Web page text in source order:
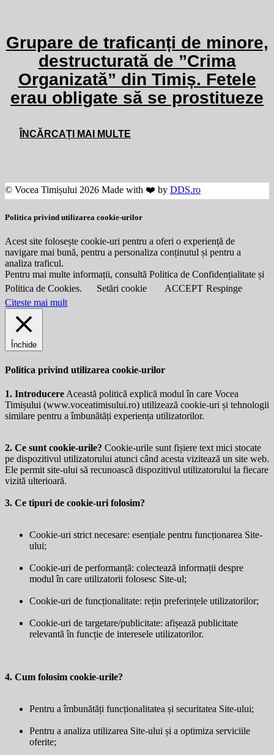
Grupare de traficanți de minore,
destructurată de ”Crima
Organizată” din Timiș. Fetele
erau obligate să se prostitueze
ÎNCĂRCAȚI MAI MULTE
© Vocea Timișului 2026 Made with ❤️ by DDS.ro
Politica privind utilizarea cookie-urilor
Acest site folosește cookie-uri pentru a oferi o experiență de
navigare mai bună, pentru a personaliza conținutul și pentru a
analiza traficul.
Pentru mai multe informații, consultă Politica de Confidențialitate și
Politica de Cookies.
Setări cookie ACCEPT Respinge
Citeste mai mult
Închide
Politica privind utilizarea cookie-urilor
1. Introducere Această politică explică modul în care Vocea
Timișului (www.voceatimisului.ro) utilizează cookie-uri și tehnologii
similare pentru a îmbunătăți experiența utilizatorilor.
2. Ce sunt cookie-urile? Cookie-urile sunt fișiere text mici stocate
pe dispozitivul utilizatorului atunci când acesta vizitează un site web.
Ele permit site-ului să recunoască dispozitivul utilizatorului la fiecare
vizită ulterioară.
3. Ce tipuri de cookie-uri folosim?
Cookie-uri strict necesare: esențiale pentru funcționarea Site-
ului;
Cookie-uri de performanță: colectează informații despre
modul în care utilizatorii folosesc Site-ul;
Cookie-uri de funcționalitate: rețin preferințele utilizatorilor;
Cookie-uri de targetare/publicitate: afișează publicitate
relevantă în funcție de interesele utilizatorilor.
4. Cum folosim cookie-urile?
Pentru a îmbunătăți funcționalitatea și securitatea Site-ului;
Pentru a analiza utilizarea Site-ului și a optimiza serviciile
oferite;